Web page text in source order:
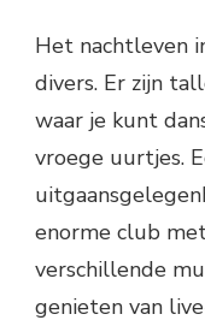
Het nachtleven
divers. Er zijn
waar je kunt
vroege uurtjes.
enorme club
verschillende
genieten van